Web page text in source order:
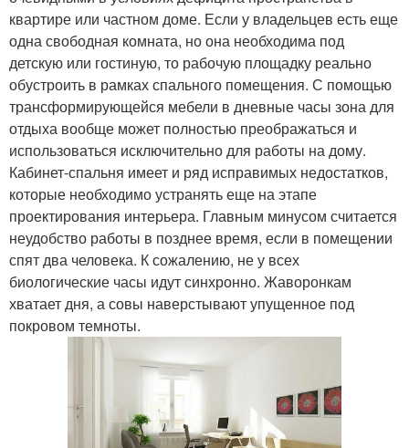
квартире или частном доме. Если у владельцев есть еще
одна свободная комната, но она необходима под
детскую или гостиную, то рабочую площадку реально
обустроить в рамках спального помещения. С помощью
трансформирующейся мебели в дневные часы зона для
отдыха вообще может полностью преображаться и
использоваться исключительно для работы на дому.
Кабинет-спальня имеет и ряд исправимых недостатков,
которые необходимо устранять еще на этапе
проектирования интерьера. Главным минусом считается
неудобство работы в позднее время, если в помещении
спят два человека. К сожалению, не у всех
биологические часы идут синхронно. Жаворонкам
хватает дня, а совы наверстывают упущенное под
покровом темноты.